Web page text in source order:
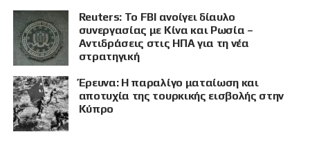
Reuters: Το FBI ανοίγει δίαυλο
συνεργασίας με Κίνα και Ρωσία –
Αντιδράσεις στις ΗΠΑ για τη νέα
στρατηγική
Έρευνα: Η παραλίγο ματαίωση και
αποτυχία της τουρκικής εισβολής στην
Κύπρο